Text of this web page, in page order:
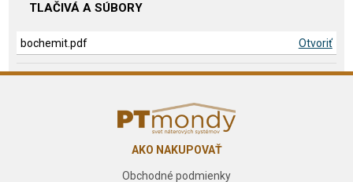
TLAČIVÁ A SÚBORY
bochemit.pdf Otvoriť
AKO NAKUPOVAŤ
Obchodné podmienky